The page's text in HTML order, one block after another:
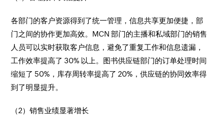
各部门的客户资源得到了统一管理，信息共享更加便捷，部
门之间的协作更加高效。MCN 部门的主播和私域部门的销售
人员可以实时获取客户信息，避免了重复工作和信息遗漏，
工作效率提高了 30% 以上。图书供应链部门的订单处理时间
缩短了 50%，库存周转率提高了 20%，供应链的协同效率得
到了明显提升。​
（2）销售业绩显著增长​